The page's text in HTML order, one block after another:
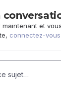
et
connectez-
sujet…